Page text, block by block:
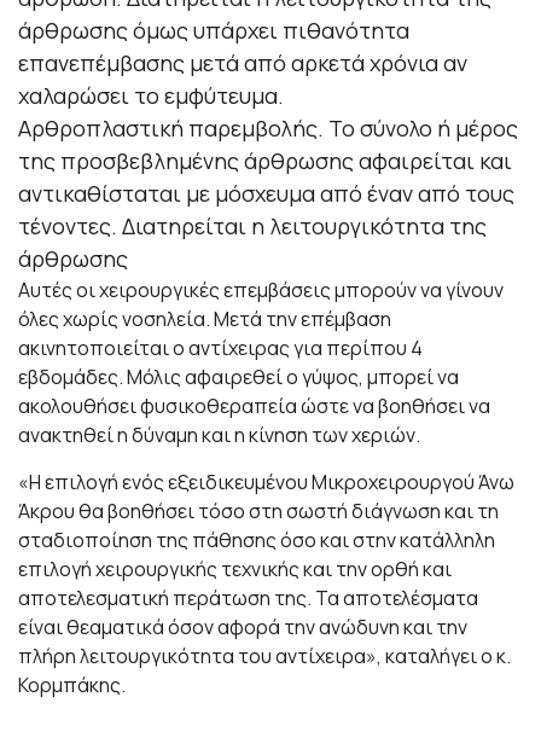
άρθρωσης όμως υπάρχει πιθανότητα
επανεπέμβασης μετά από αρκετά χρόνια αν
χαλαρώσει το εμφύτευμα.
Αρθροπλαστική παρεμβολής. Το σύνολο ή μέρος
της προσβεβλημένης άρθρωσης αφαιρείται και
αντικαθίσταται με μόσχευμα από έναν από τους
τένοντες. Διατηρείται η λειτουργικότητα της
άρθρωσης
Αυτές οι χειρουργικές επεμβάσεις μπορούν να γίνουν
όλες χωρίς νοσηλεία. Μετά την επέμβαση
ακινητοποιείται ο αντίχειρας για περίπου 4
εβδομάδες. Μόλις αφαιρεθεί ο γύψος, μπορεί να
ακολουθήσει φυσικοθεραπεία ώστε να βοηθήσει να
ανακτηθεί η δύναμη και η κίνηση των χεριών.
«Η επιλογή ενός εξειδικευμένου Μικροχειρουργού Άνω
Άκρου θα βοηθήσει τόσο στη σωστή διάγνωση και τη
σταδιοποίηση της πάθησης όσο και στην κατάλληλη
επιλογή χειρουργικής τεχνικής και την ορθή και
αποτελεσματική περάτωση της. Τα αποτελέσματα
είναι θεαματικά όσον αφορά την ανώδυνη και την
πλήρη λειτουργικότητα του αντίχειρα», καταλήγει ο κ.
Κορμπάκης.